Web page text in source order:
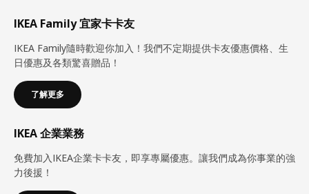
IKEA Family 宜家卡卡友
IKEA Family隨時歡迎你加入！我們不定期提供卡友優惠價格、生
日優惠及各類驚喜贈品！
了解更多
IKEA 企業業務
免費加入IKEA企業卡卡友，即享專屬優惠。讓我們成為你事業的強
力後援！